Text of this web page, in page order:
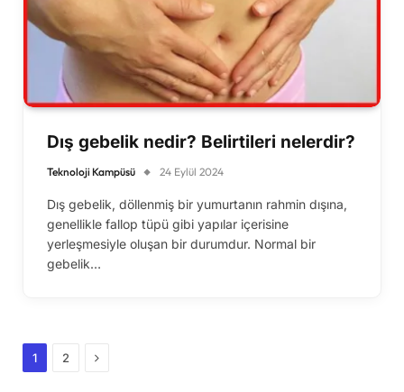
Dış gebelik nedir? Belirtileri nelerdir?
Teknoloji Kampüsü 24 Eylül 2024
Dış gebelik, döllenmiş bir yumurtanın rahmin dışına,
genellikle fallop tüpü gibi yapılar içerisine
yerleşmesiyle oluşan bir durumdur. Normal bir
gebelik…
1 2 Sonraki